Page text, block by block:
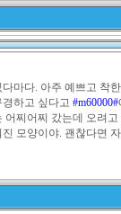
다마다. 아주 예쁘고 착
경하고 싶다고 #m60000#
어찌어찌 갔는데 오려
진 모양이야. 괜찮다면